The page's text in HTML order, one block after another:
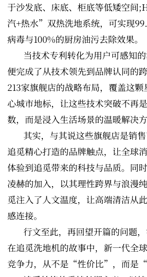
于沙发底、床底、柜底等低矮空
汽+热水”双热洗地系统，可实现
病毒与100%的厨房油污去除效果。
当技术专利转化为用户可感知
便完成了从技术领先到品牌认同的
213家旗舰店的战略布局，覆盖这
心城市地标，让这些技术突破不再
数，而是浸入生活场景的温暖解决方
其实，与其说这些旗舰店是销
追觅精心打造的品牌触点，让全球
体验到追觅带来的科技与品质。同
凌赫的加入，以其理性跨界与浪漫
觅注入了人文温度，让高端清洁从
感连接。
行文至此，再回望开篇的问题，
在追觅洗地机的故事中，新一代全
竞争力，从不是“性价比”，而是“